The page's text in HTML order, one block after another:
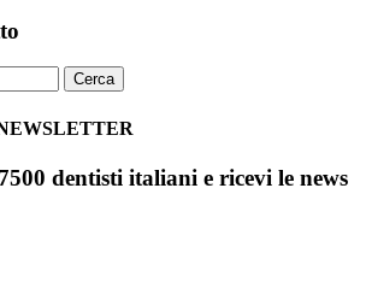
Cerca
dentisti italiani e ricevi le news